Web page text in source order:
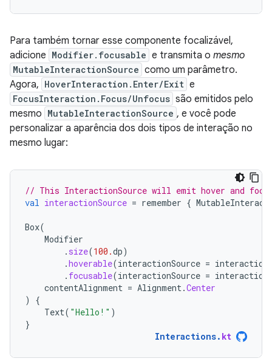
Para também tornar esse componente focalizável,
adicione Modifier.focusable e transmita o mesmo
MutableInteractionSource como um parâmetro.
Agora, HoverInteraction.Enter/Exit e
FocusInteraction.Focus/Unfocus são emitidos pelo
mesmo MutableInteractionSource , e você pode
personalizar a aparência dos dois tipos de interação no
mesmo lugar:
// This InteractionSource will emit hover and
val interactionSource = remember {
Box(
Modifier
. size(100.dp)
.hoverable(interactionSource =
. focusable(interactionSource =
contentAlignment = Alignment .Center
)
{
Text( "Hello!" )
}
Interactions. kt